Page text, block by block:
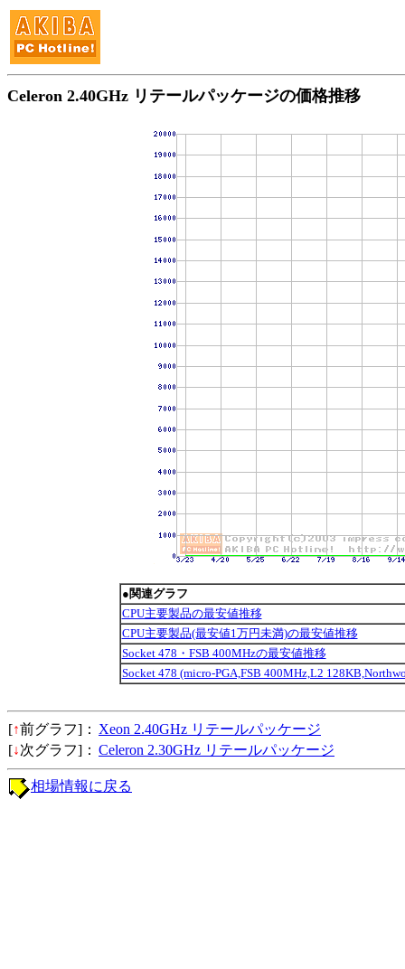
Celeron 2.40GHz リテールパッケージの価格推移
●関連グラフ
CPU主要製品の最安値推移
CPU主要製品(最安値1万円未満)の最安値推移
Socket 478・FSB 400MHzの最安値推移
Socket 478 (micro-PGA,FSB 400MHz,L2
[↑前グラフ]： Xeon 2.40GHz リテールパッケージ
[↓次グラフ]： Celeron 2.30GHz リテールパッケージ
相場情報に戻る